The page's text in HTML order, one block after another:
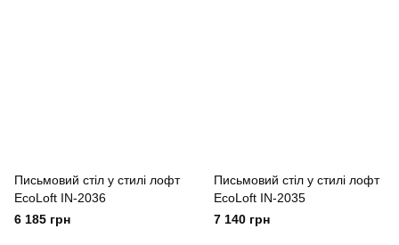
Письмовий стіл у стилі лофт
EcoLoft IN-2036
6 185 грн
Письмовий стіл у стилі лофт
EcoLoft IN-2035
7 140 грн